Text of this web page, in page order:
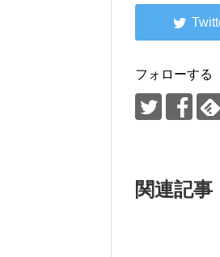
フォローする
関連記事